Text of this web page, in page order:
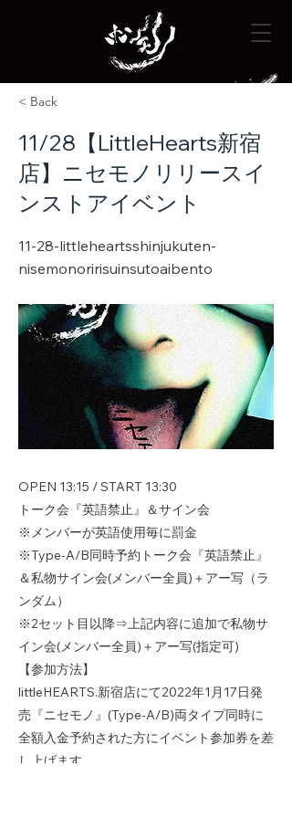
< Back
11/28【LittleHearts新宿
店】ニセモノリリースイ
ンストアイベント
11-28-littleheartsshinjukuten-
nisemonoririsuinsutoaibento
OPEN 13:15 / START 13:30
トーク会『英語禁止』＆サイン会
※メンバーが英語使用毎に罰金
※Type-A/B同時予約トーク会『英語禁止』
＆私物サイン会(メンバー全員)＋アー写（ラ
ンダム）
※2セット目以降⇒上記内容に追加で私物サ
イン会(メンバー全員)＋アー写(指定可)
【参加方法】
littleHEARTS.新宿店にて2022年1月17日発
売『ニセモノ』(Type-A/B)両タイプ同時に
全額入金予約された方にイベント参加券を差
し上げます